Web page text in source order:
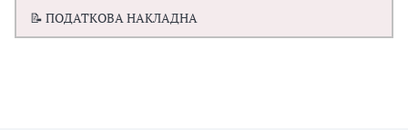
📝 ПОДАТКОВА НАКЛАДНА